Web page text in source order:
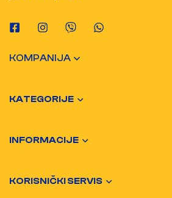
KOMPANIJA
KATEGORIJE
INFORMACIJE
KORISNIČKI SERVIS